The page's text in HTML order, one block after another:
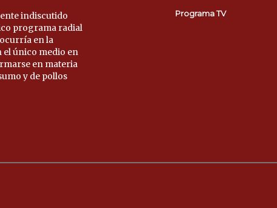
indiscutido
programa radial
en la
el único medio en
en materia
y de pollos
Programa TV